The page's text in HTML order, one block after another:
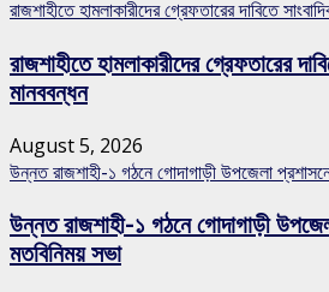
রাজশাহীতে হামলাকারীদের গ্রেফতারের দাবিতে
রাজশাহীতে হামলাকারীদের গ্রেফতারের
মানববন্ধন
August 5, 2026
উন্নত রাজশাহী-১ গঠনে গোদাগাড়ী উপজেলা
উন্নত রাজশাহী-১ গঠনে গোদাগাড়ী
মতবিনিময় সভা